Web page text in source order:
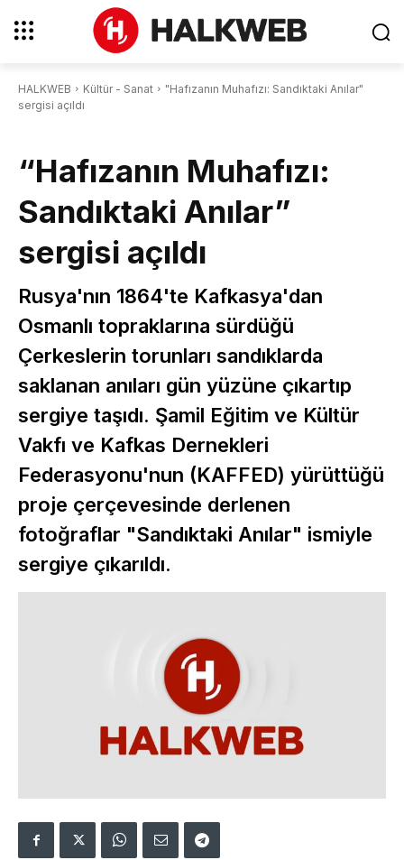
HALKWEB Kültür - Sanat
"Hafızanın Muhafızı: Sandıktaki Anılar"
sergisi açıldı
“Hafızanın Muhafızı:
Sandıktaki Anılar”
sergisi açıldı
Rusya'nın 1864'te Kafkasya'dan
Osmanlı topraklarına sürdüğü
Çerkeslerin torunları sandıklarda
saklanan anıları gün yüzüne çıkartıp
sergiye taşıdı. Şamil Eğitim ve Kültür
Vakfı ve Kafkas Dernekleri
Federasyonu'nun (KAFFED) yürüttüğü
proje çerçevesinde derlenen
fotoğraflar "Sandıktaki Anılar" ismiyle
sergiye çıkarıldı.